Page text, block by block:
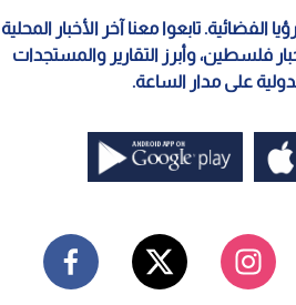
الفضائية. تابعوا معنا آخر الأخبار المحلية
فلسطين، وأبرز التقارير والمستجدات
على مدار الساعة.